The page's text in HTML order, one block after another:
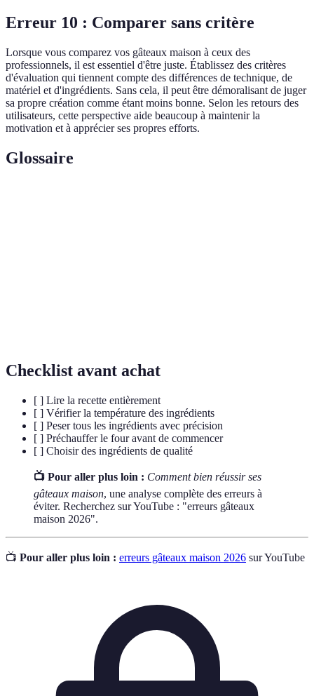
Erreur 10 : Comparer sans critère
Lorsque vous comparez vos gâteaux maison à ceux des
professionnels, il est essentiel d'être juste. Établissez des critères
d'évaluation qui tiennent compte des différences de technique, de
matériel et d'ingrédients. Sans cela, il peut être démoralisant de juger
sa propre création comme étant moins bonne. Selon les retours des
utilisateurs, cette perspective aide beaucoup à maintenir la
motivation et à apprécier ses propres efforts.
Glossaire
Checklist avant achat
[ ] Lire la recette entièrement
[ ] Vérifier la température des ingrédients
[ ] Peser tous les ingrédients avec précision
[ ] Préchauffer le four avant de commencer
[ ] Choisir des ingrédients de qualité
📺 Pour aller plus loin : Comment bien réussir ses
gâteaux maison, une analyse complète des erreurs à
éviter. Recherchez sur YouTube : "erreurs gâteaux
maison 2026".
📺 Pour aller plus loin : erreurs gâteaux maison 2026 sur YouTube